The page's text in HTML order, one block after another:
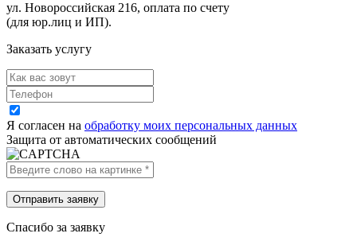
ул. Новороссийская 216, оплата по счету
(для юр.лиц и ИП).
Заказать услугу
Я согласен на обработку моих персональных данных
Защита от автоматических сообщений
Спасибо за заявку